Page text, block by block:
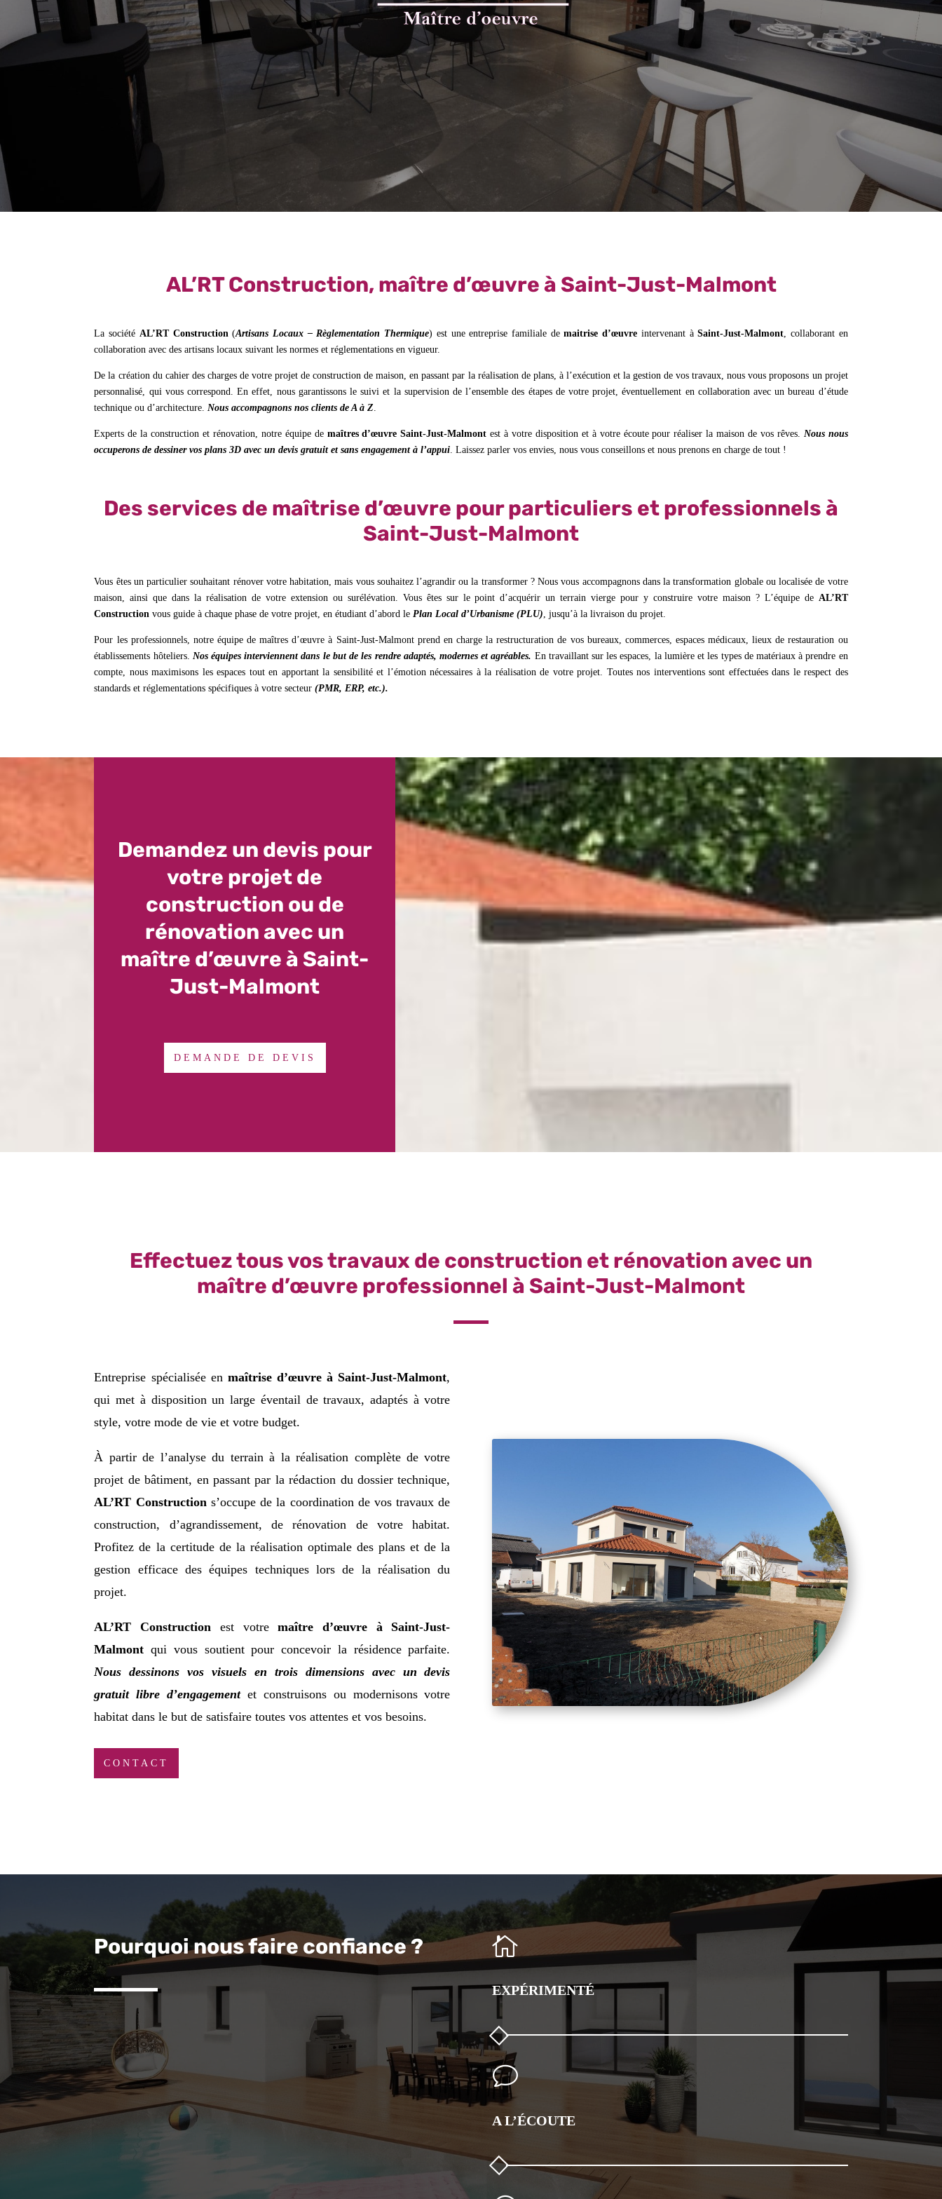
AL’RT Construction, maître d’œuvre à Saint-Just-Malmont
La société AL’RT Construction(Artisans Locaux – Règlementation Thermique) est une entreprise familiale demaitrise d’œuvre intervenant àSaint-Just-Malmont, collaborant en
collaboration avec des artisans locaux suivant les normes et réglementations en vigueur.
De la création du cahier des charges de votre projet de construction de maison, en passant par la réalisation de plans, à l’exécution et la gestion de vos travaux, nous vous proposons un projet
personnalisé, qui vous correspond. En effet, nous garantissons le suivi et la supervision de l’ensemble des étapes de votre projet, éventuellement en collaboration avec un bureau d’étude
technique ou d’architecture.Nous accompagnons nos clients de A à Z.
Experts de la construction et rénovation, notre équipe de maîtres d’œuvre Saint-Just-Malmont est à votre disposition et à votre écoute pour réaliser la maison de vos rêves. Nous nous
occuperons de dessiner vos plans 3D avec un devis gratuit et sans engagement à l’appui. Laissez parler vos envies, nous vous conseillons et nous prenons en charge de tout !
Des services de maîtrise d’œuvre pour particuliers et professionnels à
Saint-Just-Malmont
Vous êtes un particulier souhaitant rénover votre habitation, mais vous souhaitez l’agrandir ou la transformer ? Nous vous accompagnons dans la transformation globale ou localisée de votre
maison, ainsi que dans la réalisation de votre extension ou surélévation. Vous êtes sur le point d’acquérir un terrain vierge pour y construire votre maison ? L’équipe de AL’RT
Construction vous guide à chaque phase de votre projet, en étudiant d’abord lePlan Local d’Urbanisme (PLU), jusqu’à la livraison du projet.
Pour les professionnels, notre équipe de maîtres d’œuvre à Saint-Just-Malmont prend en charge la restructuration de vos bureaux, commerces, espaces médicaux, lieux de restauration ou
établissements hôteliers. Nos équipes interviennent dans le but de les rendre adaptés, modernes et agréables. En travaillant sur les espaces, la lumière et les types de matériaux à prendre en
compte, nous maximisons les espaces tout en apportant la sensibilité et l’émotion nécessaires à la réalisation de votre projet. Toutes nos interventions sont effectuées dans le respect des
standards et réglementations spécifiques à votre secteur(PMR, ERP, etc.).
Demandez un devis pour
votre projet de
construction ou de
rénovation avec un
maître d’œuvre à Saint-
Just-Malmont
DEMANDE DE DEVIS
Effectuez tous vos travaux de construction et rénovation avec un
maître d’œuvre professionnel à Saint-Just-Malmont
Entreprise spécialisée en maîtrise d’œuvre à Saint-Just-Malmont,
qui met à disposition un large éventail de travaux, adaptés à votre
style, votre mode de vie et votre budget.
À partir de l’analyse du terrain à la réalisation complète de votre
projet de bâtiment, en passant par la rédaction du dossier technique,
AL’RT Construction s’occupe de la coordination de vos travaux de
construction, d’agrandissement, de rénovation de votre habitat.
Profitez de la certitude de la réalisation optimale des plans et de la
gestion efficace des équipes techniques lors de la réalisation du
projet.
AL’RT Construction est votremaître d’œuvre à Saint-Just-
Malmont qui vous soutient pour concevoir la résidence parfaite.
Nous dessinons vos visuels en trois dimensions avec un devis
gratuit libre d’engagementet construisons ou modernisons votre
habitat dans le but de satisfaire toutes vos attentes et vos besoins.
CONTACT
Pourquoi nous faire confiance ? 
EXPÉRIMENTÉ
v
A L’ÉCOUTE